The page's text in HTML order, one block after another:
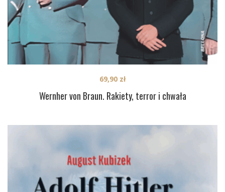
Wernher von Braun. Rakiety, terror i chwała
69,90 zł